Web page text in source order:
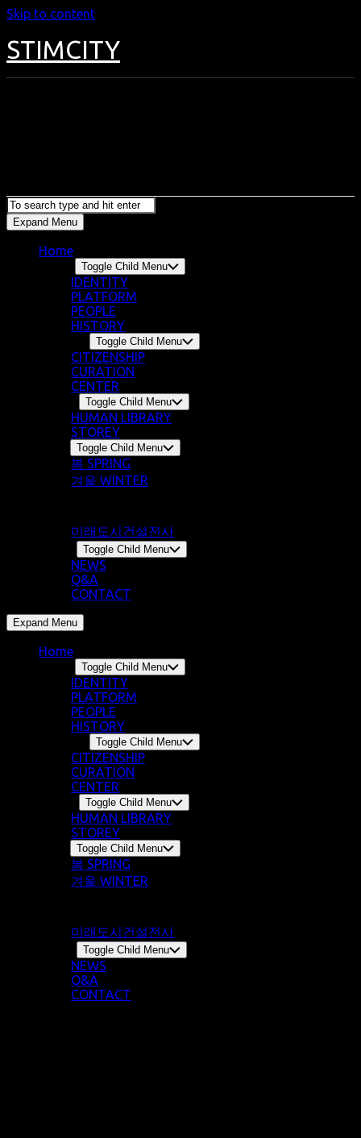
Skip to content
STIMCITY
Expand Menu
Home
Toggle Child Menu
IDENTITY
PLATFORM
PEOPLE
HISTORY
Toggle Child Menu
CITIZENSHIP
CURATION
CENTER
Toggle Child Menu
HUMAN LIBRARY
STOREY
Toggle Child Menu
봄 SPRING
겨울 WINTER
미래도시건설전사
Toggle Child Menu
NEWS
Q&A
CONTACT
Expand Menu
Home
Toggle Child Menu
IDENTITY
PLATFORM
PEOPLE
HISTORY
Toggle Child Menu
CITIZENSHIP
CURATION
CENTER
Toggle Child Menu
HUMAN LIBRARY
STOREY
Toggle Child Menu
봄 SPRING
겨울 WINTER
미래도시건설전사
Toggle Child Menu
NEWS
Q&A
CONTACT